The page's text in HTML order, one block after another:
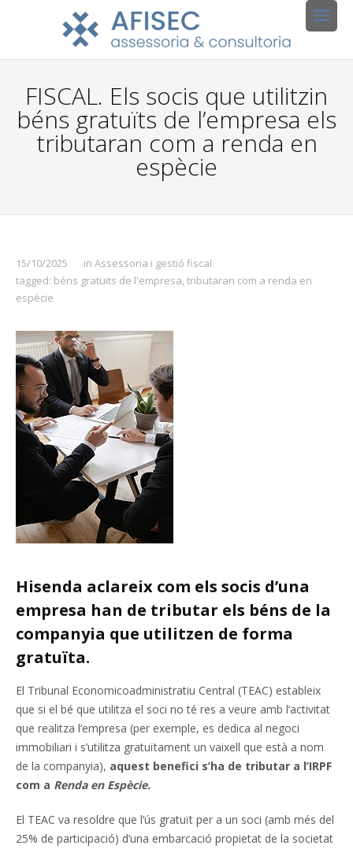
FISCAL. Els socis que utilitzin
béns gratuïts de l’empresa els
tributaran com a renda en
espècie
15/10/2025 in Assessoria i gestió fiscal
tagged: béns gratuïts de l'empresa,tributaran com a renda en
espècie
Hisenda aclareix com els socis d’una
empresa han de tributar els béns de la
companyia que utilitzen de forma
gratuïta.
El Tribunal Economicoadministratiu Central (TEAC) estableix
que si el bé que utilitza el soci no té res a veure amb l’activitat
que realitza l’empresa (per exemple, es dedica al negoci
immobiliari i s’utilitza gratuïtament un vaixell que està a nom
de la companyia), aquest benefici s’ha de tributar a l’IRPF
com a Renda en Espècie.
El TEAC va resoldre que l’ús gratuït per a un soci (amb més del
25% de participació) d’una embarcació propietat de la societat